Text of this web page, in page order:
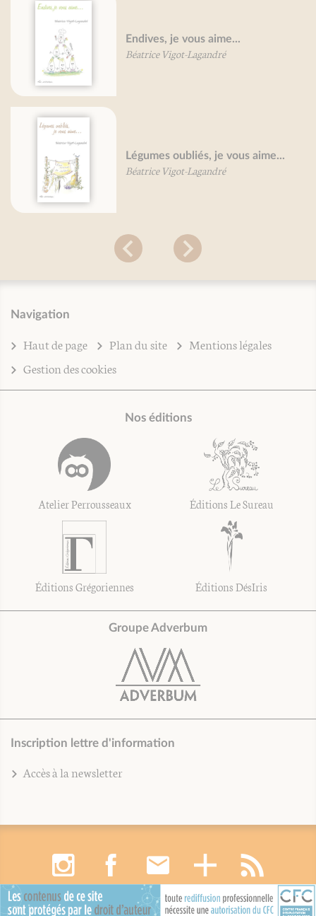
Endives, je vous aime...
Béatrice Vigot-Lagandré
Légumes oubliés, je vous aime...
Béatrice Vigot-Lagandré
Navigation
Haut de page Plan du site
Mentions légales
Gestion des cookies
Nos éditions
Atelier Perrousseaux Éditions Le Sureau
Éditions Grégoriennes Éditions DésIris
Groupe Adverbum
Inscription lettre d'information
Accès à la newsletter